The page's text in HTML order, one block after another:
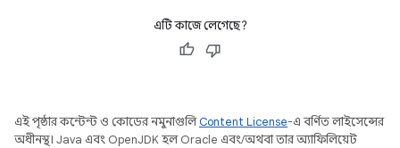
এটি কাজে লেগেছে?
এই পৃষ্ঠার কন্টেন্ট ও কোডের নমুনাগুলিContent License-এ বর্ণিত লাইসেন্সের
অধীনস্থ। Java এবং OpenJDK হল Oracle এবং/অথবা তার অ্যাফিলিয়েট